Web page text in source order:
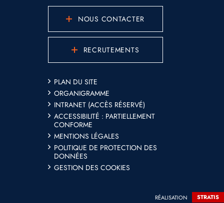
NOUS CONTACTER
RECRUTEMENTS
PLAN DU SITE
ORGANIGRAMME
INTRANET (ACCÈS RÉSERVÉ)
ACCESSIBILITÉ : PARTIELLEMENT
CONFORME
MENTIONS LÉGALES
POLITIQUE DE PROTECTION DES
DONNÉES
GESTION DES COOKIES
RÉALISATION STRATIS